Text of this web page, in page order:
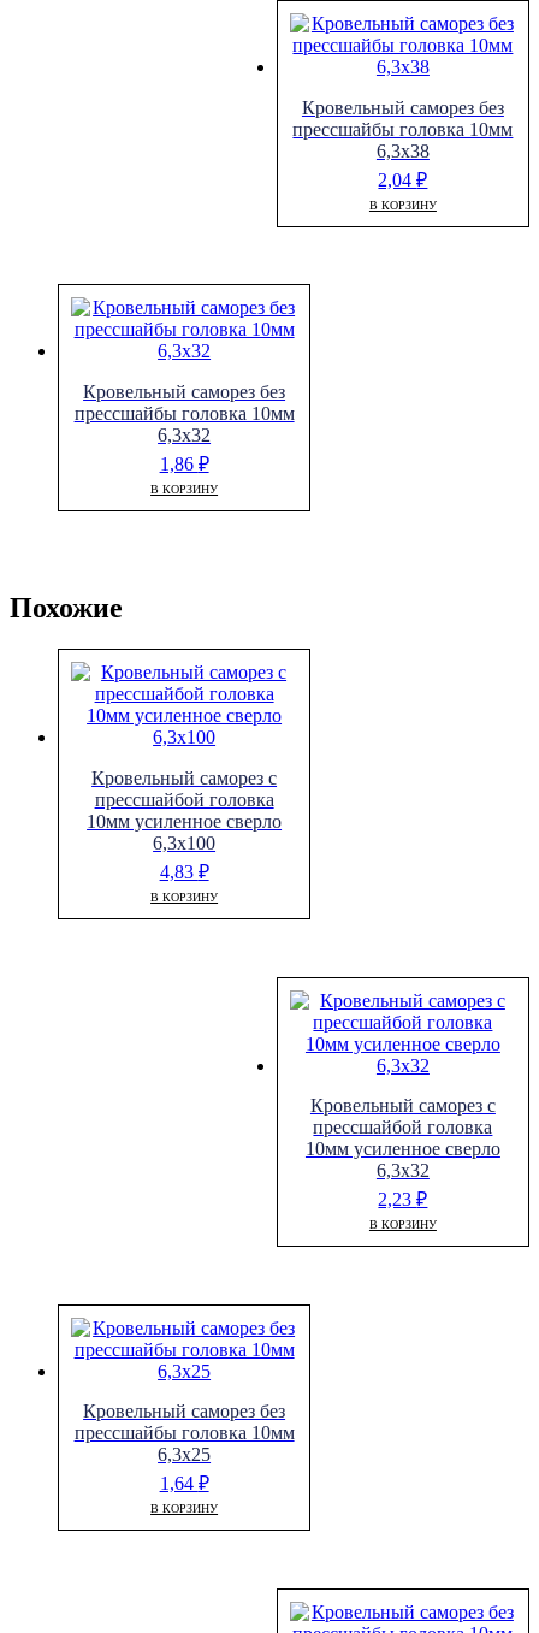
Кровельный саморез без
прессшайбы головка 10мм
6,3х38
2,04₽
В КОРЗИНУ
Кровельный саморез без
прессшайбы головка 10мм
6,3х32
1,86 ₽
В КОРЗИНУ
Похожие
Кровельный саморез с
прессшайбой головка
10мм усиленное сверло
6,3х100
4,83 ₽
В КОРЗИНУ
Кровельный саморез с
прессшайбой головка
10мм усиленное сверло
6,3х32
2,23₽
В КОРЗИНУ
Кровельный саморез без
прессшайбы головка 10мм
6,3х25
1,64 ₽
В КОРЗИНУ